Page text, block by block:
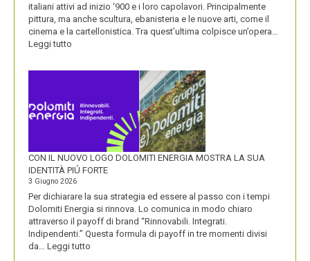
italiani attivi ad inizio ‘900 e i loro capolavori. Principalmente
pittura, ma anche scultura, ebanisteria e le nuove arti, come il
cinema e la cartellonistica. Tra quest’ultima colpisce un’opera…
Leggi tutto
CON IL NUOVO LOGO DOLOMITI ENERGIA MOSTRA LA SUA
IDENTITÀ PIÚ FORTE
3 Giugno 2026
Per dichiarare la sua strategia ed essere al passo con i tempi
Dolomiti Energia si rinnova. Lo comunica in modo chiaro
attraverso il payoff di brand “Rinnovabili. Integrati.
Indipendenti.” Questa formula di payoff in tre momenti divisi
da… Leggi tutto